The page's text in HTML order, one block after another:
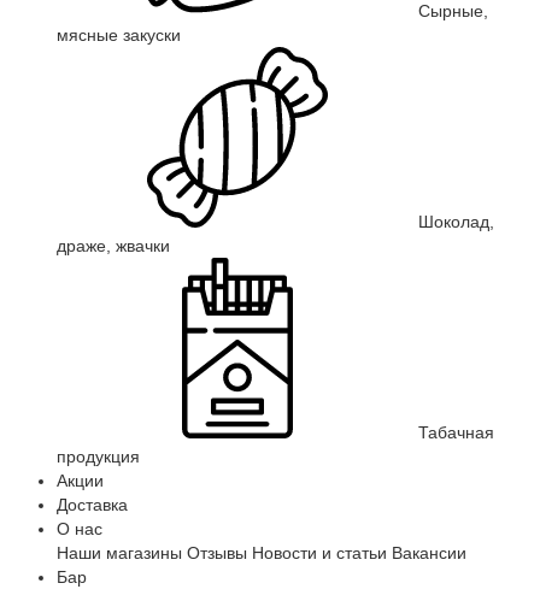
Сырные,
мясные закуски
Шоколад,
драже, жвачки
Табачная
продукция
Акции
Доставка
О нас
Наши магазины Отзывы Новости и статьи Вакансии
Бар